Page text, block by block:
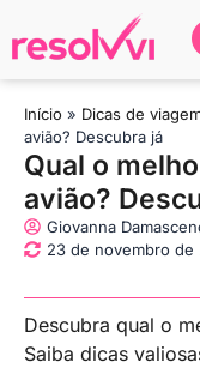
Início » Dicas de
avião? Descubra já
Qual o
avião?
Giovanna
23 de novembro de
Descubra qual o
Saiba dicas